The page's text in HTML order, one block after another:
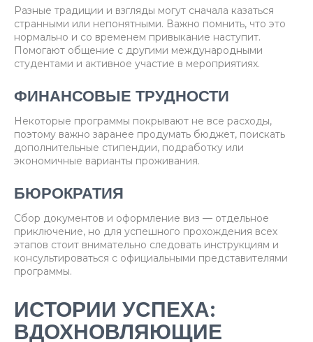
Разные традиции и взгляды могут сначала казаться
странными или непонятными. Важно помнить, что это
нормально и со временем привыкание наступит.
Помогают общение с другими международными
студентами и активное участие в мероприятиях.
ФИНАНСОВЫЕ ТРУДНОСТИ
Некоторые программы покрывают не все расходы,
поэтому важно заранее продумать бюджет, поискать
дополнительные стипендии, подработку или
экономичные варианты проживания.
БЮРОКРАТИЯ
Сбор документов и оформление виз — отдельное
приключение, но для успешного прохождения всех
этапов стоит внимательно следовать инструкциям и
консультироваться с официальными представителями
программы.
ИСТОРИИ УСПЕХА:
ВДОХНОВЛЯЮЩИЕ